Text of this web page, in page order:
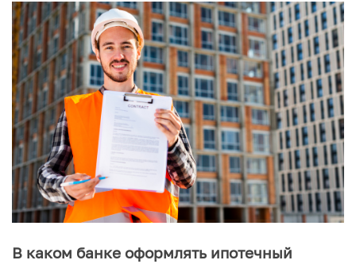
В каком банке оформлять ипотечный